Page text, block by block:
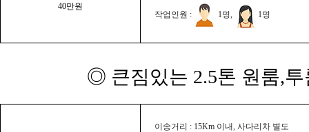
40만원
작업인원 : 1명, 1명
◎ 큰짐있는 2.5톤 원룸,
이송거리 : 15Km 이내, 사다리차 별도